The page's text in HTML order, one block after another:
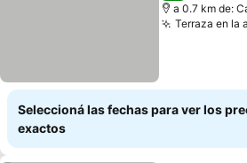
a 0.7 km de:
Terraza en la
Seleccioná las fechas para ver los
exactos